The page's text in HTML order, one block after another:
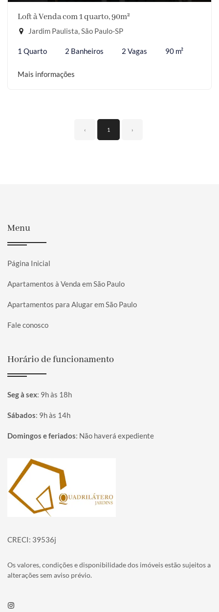
Loft à Venda com 1 quarto, 90m²
Jardim Paulista, São Paulo-SP
1 Quarto 2 Banheiros 2 Vagas 90 m²
Mais informações
‹ 1 ›
Menu
Página Inicial
Apartamentos à Venda em São Paulo
Apartamentos para Alugar em São Paulo
Fale conosco
Horário de funcionamento
Seg à sex: 9h às 18h
Sábados: 9h às 14h
Domingos e feriados: Não haverá expediente
Página inicial
CRECI: 39536j
Os valores, condições e disponibilidade dos imóveis estão sujeitos a
alterações sem aviso prévio.
Instagram